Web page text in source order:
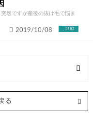
然ですが産後の抜け毛で悩ま
1583
2019/10/08
る